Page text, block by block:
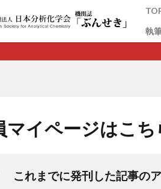
執
マイページはこち
これまでに発刊した記事の
カテゴリー